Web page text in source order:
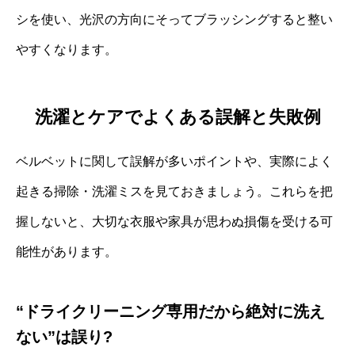
シを使い、光沢の方向にそってブラッシングすると整い
やすくなります。
洗濯とケアでよくある誤解と失敗例
ベルベットに関して誤解が多いポイントや、実際によく
起きる掃除・洗濯ミスを見ておきましょう。これらを把
握しないと、大切な衣服や家具が思わぬ損傷を受ける可
能性があります。
“ドライクリーニング専用だから絶対に洗え
ない”は誤り?